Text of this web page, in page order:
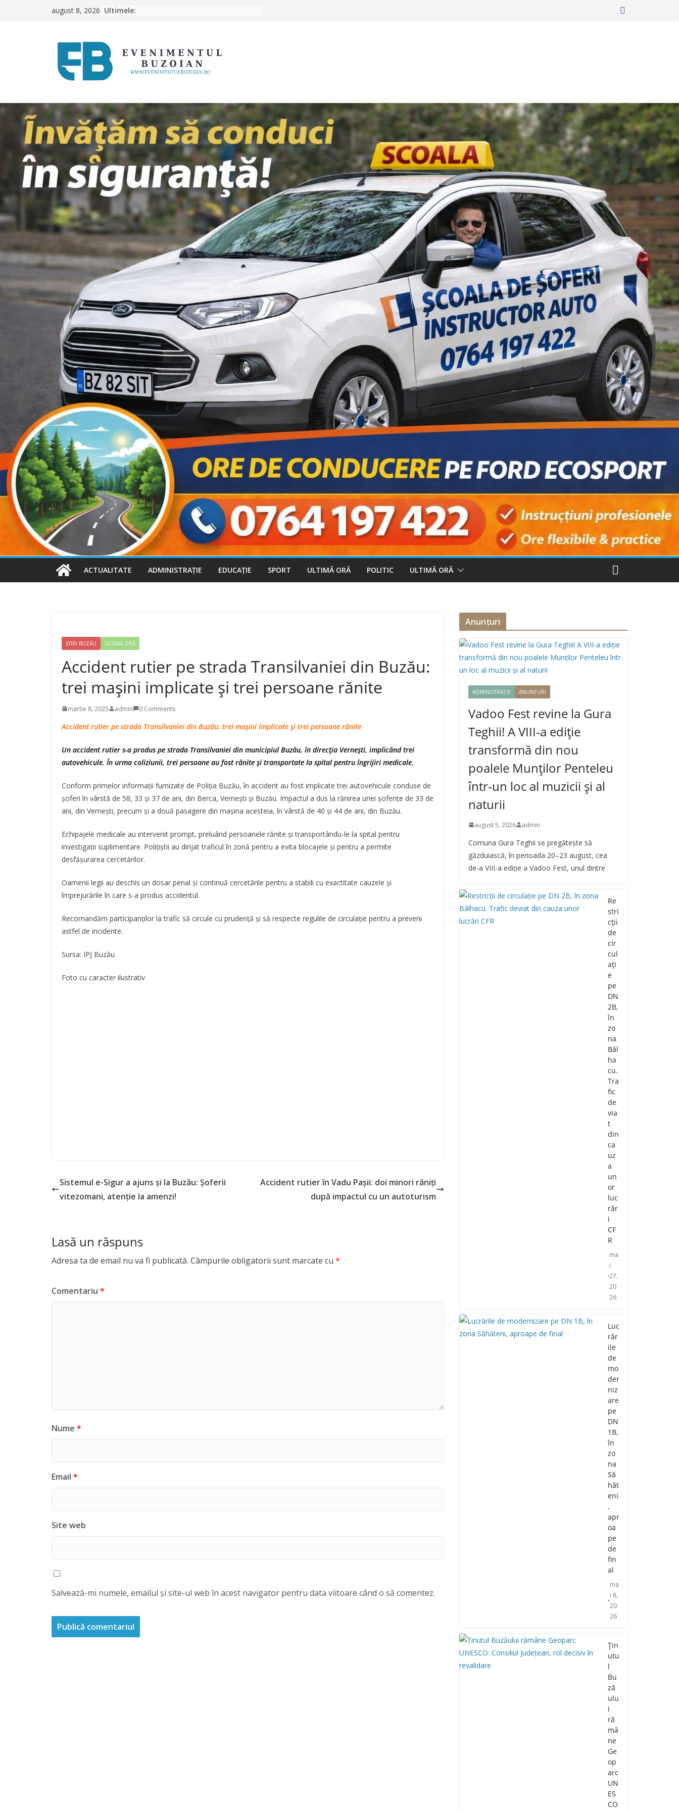
august 8, 2026 Ultimele:
ACTUALITATE ADMINISTRAȚIE EDUCAȚIE SPORT ULTIMĂ ORĂ POLITIC ULTIMĂ ORĂ
ȘTIRI BUZĂU ULTIMĂ ORĂ
Accident rutier pe strada Transilvaniei din Buzău:
trei mașini implicate și trei persoane rănite
martie 8, 2025 admin 0 Comments
Accident rutier pe strada Transilvaniei din Buzău: trei mașini implicate și trei persoane rănite
Un accident rutier s-a produs pe strada Transilvaniei din municipiul Buzău, în direcția Vernești, implicând trei
autovehicule. În urma coliziunii, trei persoane au fost rănite și transportate la spital pentru îngrijiri medicale.
Conform primelor informații furnizate de Poliția Buzău, în accident au fost implicate trei autovehicule conduse de
șoferi în vârstă de 58, 33 și 37 de ani, din Berca, Vernești și Buzău. Impactul a dus la rănirea unei șoferițe de 33 de
ani, din Vernești, precum și a două pasagere din mașina acesteia, în vârstă de 40 și 44 de ani, din Buzău.
Echipajele medicale au intervenit prompt, preluând persoanele rănite și transportându-le la spital pentru
investigații suplimentare. Polițiștii au dirijat traficul în zonă pentru a evita blocajele și pentru a permite
desfășurarea cercetărilor.
Oamenii legii au deschis un dosar penal și continuă cercetările pentru a stabili cu exactitate cauzele și
împrejurările în care s-a produs accidentul.
Recomandăm participanților la trafic să circule cu prudență și să respecte regulile de circulație pentru a preveni
astfel de incidente.
Sursa: IPJ Buzău
Foto cu caracter ilustrativ
Sistemul e-Sigur a ajuns și la Buzău: Șoferii
vitezomani, atenție la amenzi!
Accident rutier în Vadu Pașii: doi minori răniți
după impactul cu un autoturism
Lasă un răspuns
Adresa ta de email nu va fi publicată. Câmpurile obligatorii sunt marcate cu *
Comentariu *
Nume *
Email *
Site web
Salvează-mi numele, emailul și site-ul web în acest navigator pentru data viitoare când o să comentez.
Anunțuri
ADMINISTRAȚIE ANUNȚURI
Vadoo Fest revine la Gura
Teghii! A VIII-a ediție
transformă din nou
poalele Munților Penteleu
într-un loc al muzicii și al
naturii
august 5, 2026 admin
Comuna Gura Teghii se pregătește să
găzduiască, în perioada 20–23 august, cea
de-a VIII-a ediție a Vadoo Fest, unul dintre
Re
stri
cții
de
cir
cul
ați
e
pe
DN
2B,
în
zo
na
Bâl
ha
cu.
Tra
fic
de
via
t
din
ca
uz
a
un
or
luc
răr
i
CF
R
ma
i
27,
20
26
Luc
răr
ile
de
mo
der
niz
are
pe
DN
1B,
în
zo
na
Să
hăt
eni
,
apr
oa
pe
de
fin
al
ma
i 8,
20
26
Țin
utu
l
Bu
ză
ulu
i
ră
mâ
ne
Ge
op
arc
UN
ES
CO